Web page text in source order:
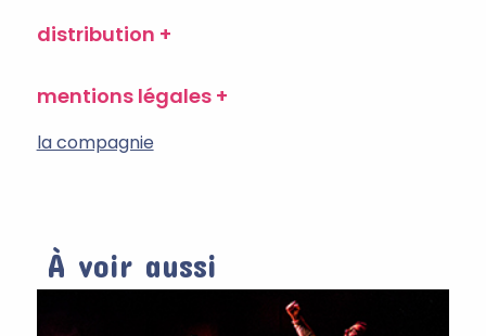
distribution
mentions légales
la compagnie
À voir aussi